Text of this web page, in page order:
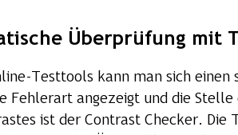
Überprüfung mit
Testtools kann man sich
Fehlerart angezeigt und die
ist der Contrast Checker.